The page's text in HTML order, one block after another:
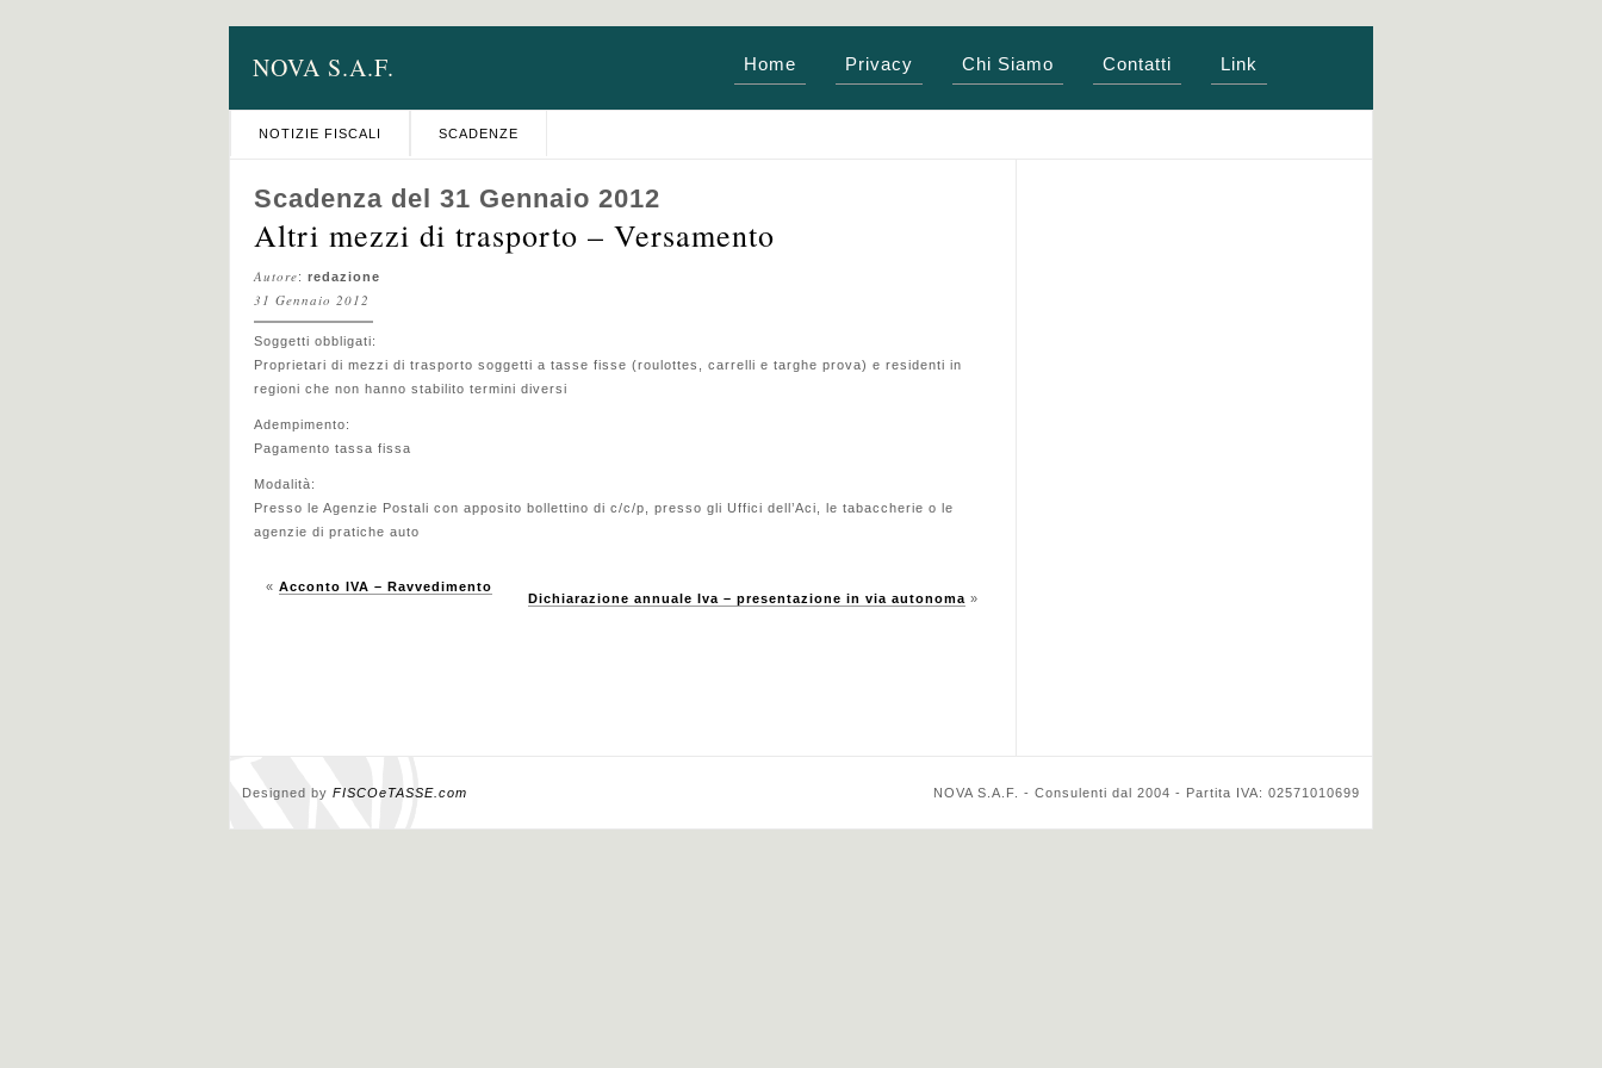
NOVA S.A.F. Home Privacy Chi Siamo Contatti Link
NOTIZIE FISCALI SCADENZE
Scadenza del 31 Gennaio 2012
Altri mezzi di trasporto – Versamento
Autore: redazione
31 Gennaio 2012
Soggetti obbligati:
Proprietari di mezzi di trasporto soggetti a tasse fisse (roulottes, carrelli e targhe prova) e residenti in
regioni che non hanno stabilito termini diversi
Adempimento:
Pagamento tassa fissa
Modalità:
Presso le Agenzie Postali con apposito bollettino di c/c/p, presso gli Uffici dell’Aci, le tabaccherie o le
agenzie di pratiche auto
« Acconto IVA – Ravvedimento
Dichiarazione annuale Iva – presentazione in via autonoma »
Designed by FISCOeTASSE.com NOVA S.A.F. - Consulenti dal 2004 - Partita IVA: 02571010699